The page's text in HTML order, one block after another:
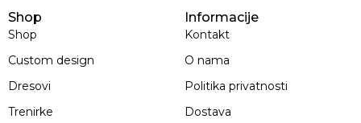
Shop
Shop
Custom design
Dresovi
Trenirke
Informacije
Kontakt
O nama
Politika privatnosti
Dostava